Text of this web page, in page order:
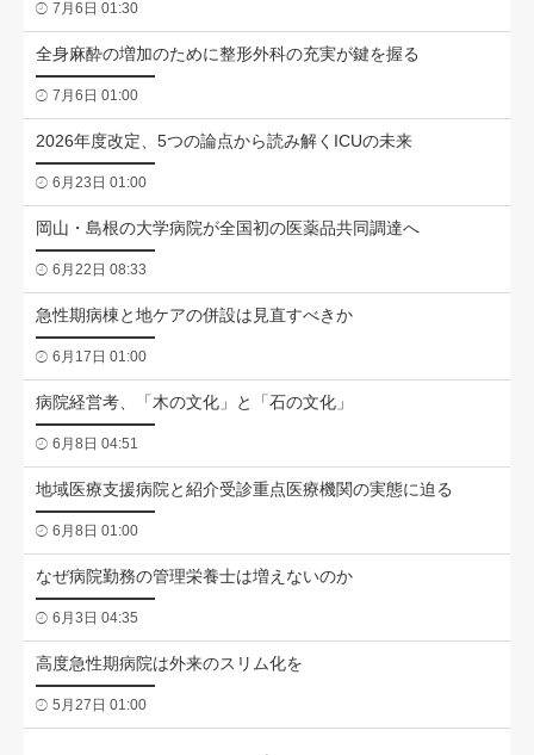
7月6日 01:30
全身麻酔の増加のために整形外科の充実が鍵を握る
7月6日 01:00
2026年度改定、5つの論点から読み解くICUの未来
6月23日 01:00
岡山・島根の大学病院が全国初の医薬品共同調達へ
6月22日 08:33
急性期病棟と地ケアの併設は見直すべきか
6月17日 01:00
病院経営考、「木の文化」と「石の文化」
6月8日 04:51
地域医療支援病院と紹介受診重点医療機関の実態に迫る
6月8日 01:00
なぜ病院勤務の管理栄養士は増えないのか
6月3日 04:35
高度急性期病院は外来のスリム化を
5月27日 01:00